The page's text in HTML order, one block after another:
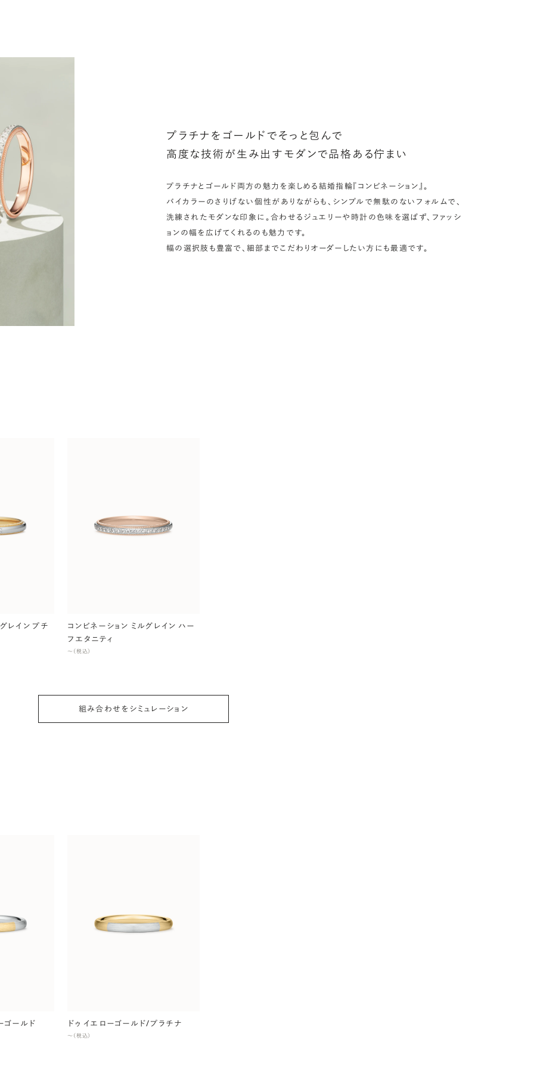
プラチナをゴールドでそっと包んで
高度な技術が生み出すモダンで品格ある佇まい
プラチナとゴールド両方の魅力を楽しめる結婚指輪『コンビネーション』。
バイカラーのさりげない個性がありながらも、シンプルで無駄のないフォルムで、
洗練されたモダンな印象に。合わせるジュエリーや時計の色味を選ばず、ファッシ
ョンの幅を広げてくれるのも魅力です。
幅の選択肢も豊富で、細部までこだわりオーダーしたい方にも最適です。
レイン プチ
コンビネーション ミルグレイン ハー
フエタニティ
〜（税込）
組み合わせをシミュレーション
ゴールド ドゥ イエローゴールド/プラチナ
〜（税込）